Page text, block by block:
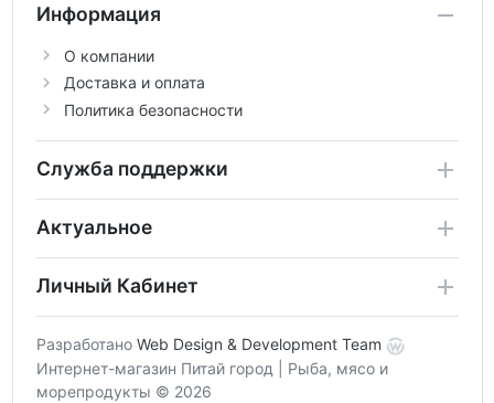
Информация
О компании
Доставка и оплата
Политика безопасности
Служба поддержки
Актуальное
Личный Кабинет
Разработано Web Design & Development Team
Интернет-магазин Питай город | Рыба, мясо и
морепродукты © 2026